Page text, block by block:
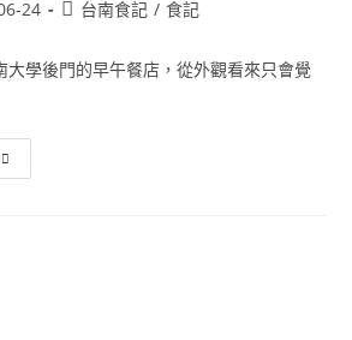
24
Post台南食記 / 食記
大學後門的早午餐店，從外觀看來只會覺
尋